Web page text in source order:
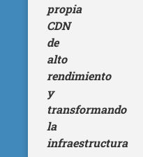
propia
CDN
de
alto
rendimiento
y
transformando
la
infraestructura